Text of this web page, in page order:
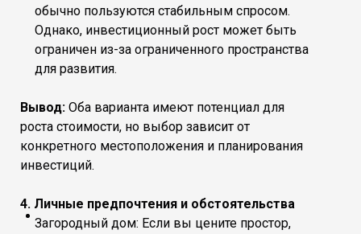
обычно пользуются стабильным спросом.
Однако, инвестиционный рост может быть
ограничен из-за ограниченного пространства
для развития.
Вывод: Оба варианта имеют потенциал для
роста стоимости, но выбор зависит от
конкретного местоположения и планирования
инвестиций.
4. Личные предпочтения и обстоятельства
Загородный дом: Если вы цените простор,